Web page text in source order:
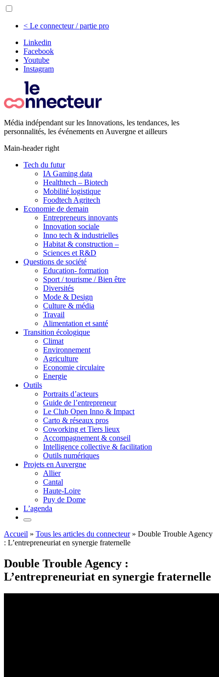
< Le connecteur / partie pro
Linkedin
Facebook
Youtube
Instagram
Média indépendant sur les Innovations, les tendances, les
personnalités, les événements en Auvergne et ailleurs
Main-header right
Tech du futur
IA Gaming data
Healthtech – Biotech
Mobilité logistique
Foodtech Agritech
Economie de demain
Entrepreneurs innovants
Innovation sociale
Inno tech & industrielles
Habitat & construction –
Sciences et R&D
Questions de société
Education- formation
Sport / tourisme / Bien être
Diversités
Mode & Design
Culture & média
Travail
Alimentation et santé
Transition écologique
Climat
Environnement
Agriculture
Economie circulaire
Energie
Outils
Portraits d’acteurs
Guide de l’entrepreneur
Le Club Open Inno & Impact
Carto & réseaux pros
Coworking et Tiers lieux
Accompagnement & conseil
Intelligence collective & facilitation
Outils numériques
Projets en Auvergne
Allier
Cantal
Haute-Loire
Puy de Dome
L’agenda
Accueil » Tous les articles du connecteur» Double Trouble Agency
: L’entrepreneuriat en synergie fraternelle
Double Trouble Agency :
L’entrepreneuriat en synergie fraternelle